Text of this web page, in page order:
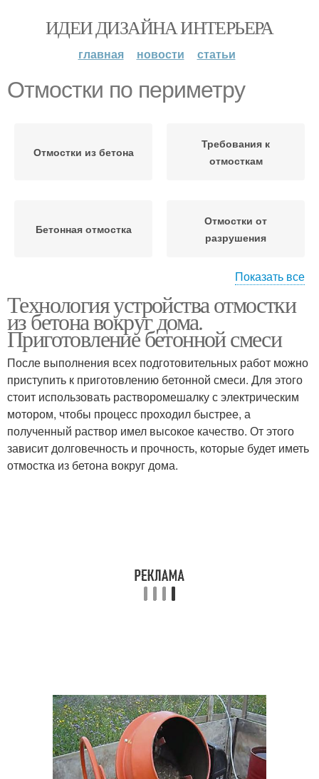
ИДЕИ ДИЗАЙНА ИНТЕРЬЕРА
главная новости статьи
Отмостки по периметру
Отмостки из бетона
Требования к
отмосткам
Бетонная отмостка
Отмостки от
разрушения
Отмостка по технологии
Показать все
Технология устройства отмостки
из бетона вокруг дома.
Приготовление бетонной смеси
После выполнения всех подготовительных работ можно
приступить к приготовлению бетонной смеси. Для этого
стоит использовать растворомешалку с электрическим
мотором, чтобы процесс проходил быстрее, а
полученный раствор имел высокое качество. От этого
зависит долговечность и прочность, которые будет иметь
отмостка из бетона вокруг дома.